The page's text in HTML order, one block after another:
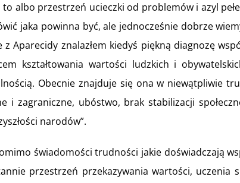
przestrzeń ucieczki od problemów i azyl
jaka powinna być, ale jednocześnie dobrze
Aparecidy znalazłem kiedyś piękną diagnozę
kształtowania wartości ludzkich i
Obecnie znajduje się ona w niewątpliwie
i zagraniczne, ubóstwo, brak stabilizacji
narodów”.
świadomości trudności jakie doświadczają
przestrzeń przekazywania wartości, uczenia